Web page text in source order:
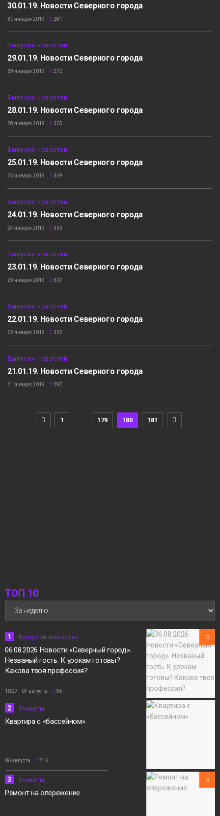
30.01.19. Новости Северного города
30 января 2019 281
17:19
Выпуски новостей
29.01.19. Новости Северного города
29 января 2019 272
19:10
Выпуски новостей
28.01.19. Новости Северного города
28 января 2019 305
20:09
Выпуски новостей
25.01.19. Новости Северного города
25 января 2019 349
17:28
Выпуски новостей
24.01.19. Новости Северного города
24 января 2019 353
19:29
Выпуски новостей
23.01.19. Новости Северного города
23 января 2019 307
18:59
Выпуски новостей
22.01.19. Новости Северного города
22 января 2019 332
22:32
Выпуски новостей
21.01.19. Новости Северного города
21 января 2019 297
1 179 180 181
ТОП 10
1 Выпуски новостей
06.08.2026 Новости «Северный город».
Незваный гость. К урокам готовы?
Какова твоя профессия?
10:27 07 августа 36
2 Сюжеты
Квартира с «бассейном»
06 августа 216
3 Сюжеты
Ремонт на опережение